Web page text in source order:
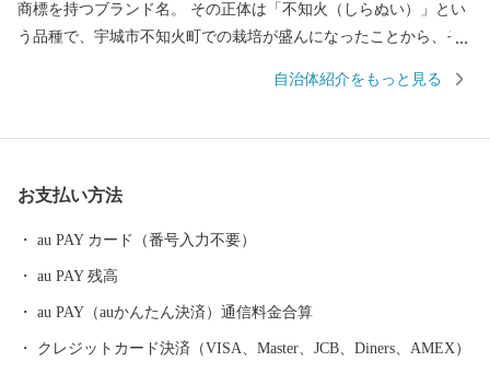
商標を持つブランド名。 その正体は「不知火（しらぬい）」とい
う品種で、宇城市不知火町での栽培が盛んになったことから、そ
軽に食べられる手頃さから、地元でも全国でも大人気。まさに“柑
姿がそのまま残る石積み埠頭や水路、橋など貿易港としての役割
を終えた後もほぼ原型のまま残され、日本唯一の湾港史跡となっ
コポン®・不知火 ■ みかん ■ あか牛 ■ 黒毛和牛 ■ 白玉粉 ■
生姜 ■ メロン ■ トマト ■ イチゴ
自治体紹介をもっと見る
お支払い方法
au PAY カード（番号入力不要）
au PAY 残高
au PAY（auかんたん決済）通信料金合算
クレジットカード決済（VISA、Master、JCB、Diners、AMEX）